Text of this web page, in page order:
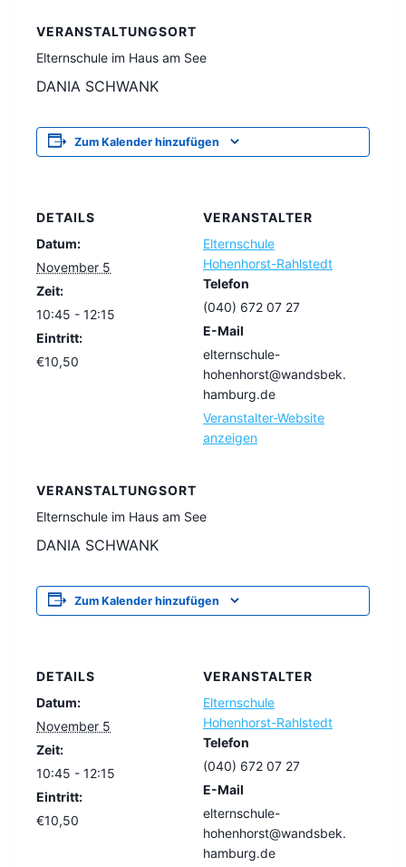
VERANSTALTUNGSORT
Elternschule im Haus am See
DANIA SCHWANK
Zum Kalender hinzufügen
DETAILS
Datum:
November 5
Zeit:
10:45 - 12:15
Eintritt:
€10,50
VERANSTALTER
Elternschule
Hohenhorst-Rahlstedt
Telefon
(040) 672 07 27
E-Mail
elternschule-
hohenhorst@wandsbek.
hamburg.de
Veranstalter-Website
anzeigen
VERANSTALTUNGSORT
Elternschule im Haus am See
DANIA SCHWANK
Zum Kalender hinzufügen
DETAILS
Datum:
November 5
Zeit:
10:45 - 12:15
Eintritt:
€10,50
VERANSTALTER
Elternschule
Hohenhorst-Rahlstedt
Telefon
(040) 672 07 27
E-Mail
elternschule-
hohenhorst@wandsbek.
hamburg.de